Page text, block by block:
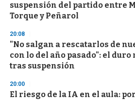
suspensión del partido entre
Torque y Peñarol
20:08
"No salgan a rescatarlos de
con lo del año pasado": el duro
tras suspensión
20:00
El riesgo de la IA en el aula: